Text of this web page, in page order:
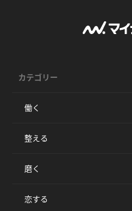
カテゴリー
働く
整える
磨く
恋する